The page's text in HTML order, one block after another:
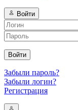
Войти
Войти
Забыли пароль?
Забыли логин?
Регистрация